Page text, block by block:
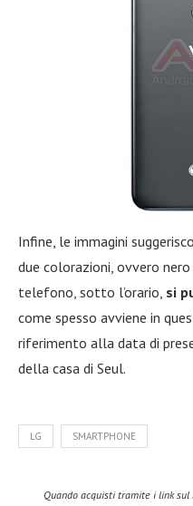
Infine, le immagini
due colorazioni, ovvero
telefono, sotto l’orario, si
come spesso avviene in
riferimento alla data di
della casa di Seul.
LG SMARTPHONE
Quando acquisti tramite i link